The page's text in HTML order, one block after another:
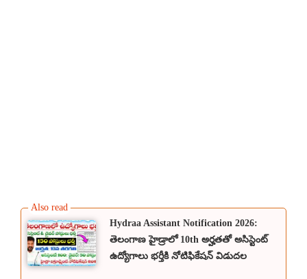
Hydraa Assistant Notification 2026:
తెలంగాణ హైడ్రాలో 10th అర్హతతో అసిస్టెంట్
ఉద్యోగాలు భర్తీకి నోటిఫికేషన్ విడుదల